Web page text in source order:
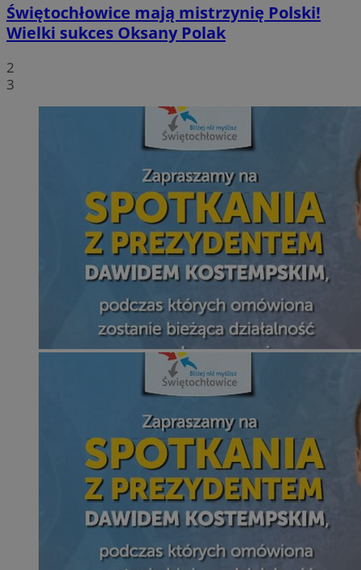
Świętochłowice mają mistrzynię Polski!
Wielki sukces Oksany Polak
2
3